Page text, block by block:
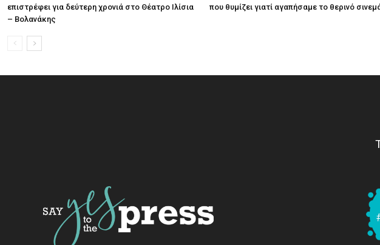
επιστρέφει για δεύτερη χρονιά στο Θέατρο Ιλίσια
– Βολανάκης
που θυμίζει γιατί αγαπήσαμε το θερινό